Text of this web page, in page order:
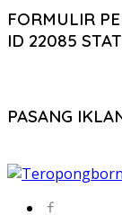
FORMULIR
ID 22085
PASANG